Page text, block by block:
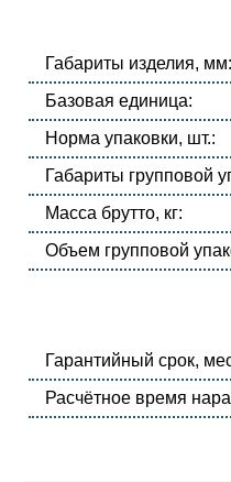
Габариты изделия, мм:
Базовая единица:
Норма упаковки, шт.:
Габариты групповой
Масса брутто, кг:
Объем групповой
Гарантийный срок,
Расчётное время